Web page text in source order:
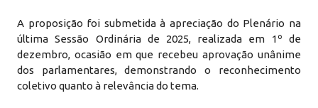
A proposição foi submetida à apreciação do Plenário na
última Sessão Ordinária de 2025, realizada em 1º de
dezembro, ocasião em que recebeu aprovação unânime
dos parlamentares, demonstrando o reconhecimento
coletivo quanto à relevância do tema.